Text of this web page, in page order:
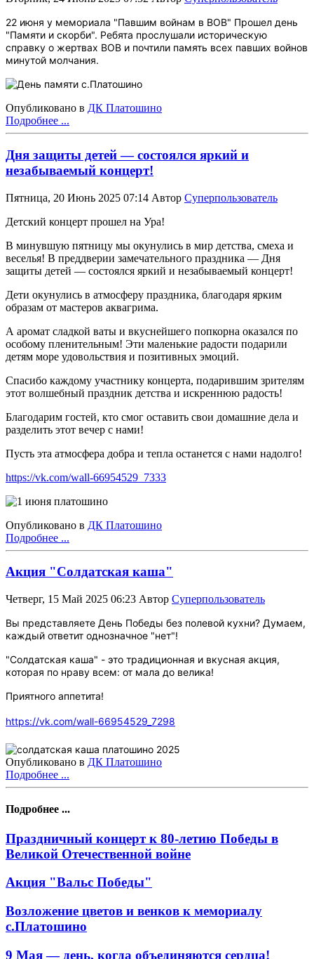
22 июня у мемориала "Павшим войнам в ВОВ" Прошел день
"Памяти и скорби". Ребята прослушали историческую
справку о жертвах ВОВ и почтили память всех павших войнов
минутой молчания.
Опубликовано в ДК Платошино
Подробнее ...
Дня защиты детей — состоялся яркий и
незабываемый концерт!
Пятница, 20 Июнь 2025 07:14 Автор Суперпользователь
Детский концерт прошел на Ура!
В минувшую пятницу мы окунулись в мир детства, смеха и
веселья! В преддверии замечательного праздника — Дня
защиты детей — состоялся яркий и незабываемый концерт!
Дети окунулись в атмосферу праздника, благодаря ярким
образам от мастеров аквагрима.
А аромат сладкой ваты и вкуснейшего попкорна оказался по
особому пленительным! Эти маленькие радости подарили
детям море удовольствия и позитивных эмоций.
Спасибо каждому участнику концерта, подарившим зрителям
этот волшебный праздник детства и искреннюю радость!
Благодарим гостей, кто смог оставить свои домашние дела и
разделить этот вечер с нами!
Пусть эта атмосфера добра и тепла останется с нами надолго!
https://vk.com/wall-66954529_7333
Опубликовано в ДК Платошино
Подробнее ...
Акция "Солдатская каша"
Четверг, 15 Май 2025 06:23 Автор Суперпользователь
Вы представляете День Победы без полевой кухни? Думаем,
каждый ответит однозначное "нет"!
"Солдатская каша" - это традиционная и вкусная акция,
которая по нраву всем: от мала до велика!
Приятного аппетита!
https://vk.com/wall-66954529_7298
Опубликовано в ДК Платошино
Подробнее ...
Подробнее ...
Праздничный концерт к 80-летию Победы в
Великой Отечественной войне
Акция "Вальс Победы"
Возложение цветов и венков к мемориалу
с.Платошино
9 Мая — день, когда объединяются сердца!